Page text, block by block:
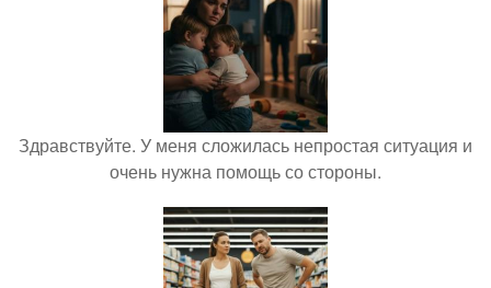
Здравствуйте. У меня сложилась непростая ситуация и
очень нужна помощь со стороны.